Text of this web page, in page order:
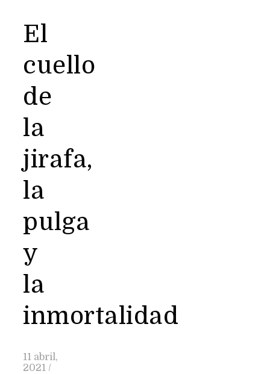
El
cuello
de
la
jirafa,
la
pulga
y
la
inmortalidad
11 abril,
2021 /